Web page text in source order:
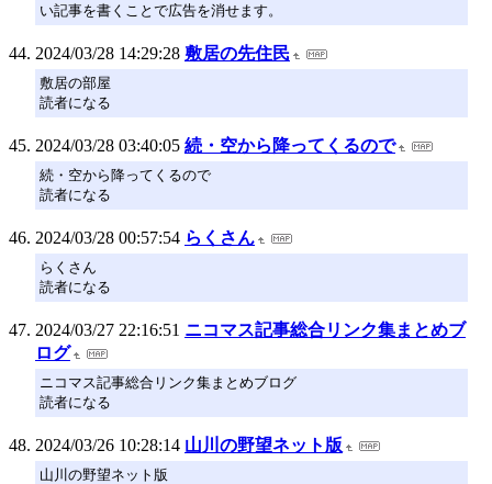
い記事を書くことで広告を消せます。
2024/03/28 14:29:28 敷居の先住民
敷居の部屋
読者になる
2024/03/28 03:40:05 続・空から降ってくるので
続・空から降ってくるので
読者になる
2024/03/28 00:57:54 らくさん
らくさん
読者になる
2024/03/27 22:16:51 ニコマス記事総合リンク集まとめブ
ログ
ニコマス記事総合リンク集まとめブログ
読者になる
2024/03/26 10:28:14 山川の野望ネット版
山川の野望ネット版